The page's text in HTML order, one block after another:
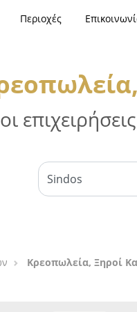
Περιοχές
Κρεοπωλεία, Ξηροί